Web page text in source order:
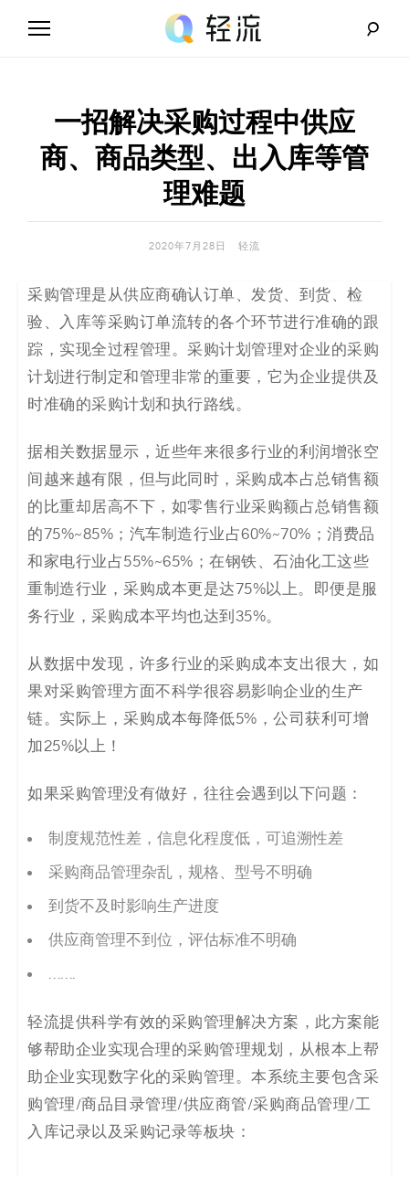
流
_
I
代
码
解
方
案
_
低
码
_
零
代
码
案
例
皮
书
一招解决采购过程中供应
商、商品类型、出入库等管
理难题
2020年7月28日 轻流
采购管理是从供应商确认订单、发货、到货、检
验、入库等采购订单流转的各个环节进行准确的跟
踪，实现全过程管理。采购计划管理对企业的采购
计划进行制定和管理非常的重要，它为企业提供及
时准确的采购计划和执行路线。
据相关数据显示，近些年来很多行业的利润增张空
间越来越有限，但与此同时，采购成本占总销售额
的比重却居高不下，如零售行业采购额占总销售额
的75%~85%；汽车制造行业占60%~70%；消费品
和家电行业占55%~65%；在钢铁、石油化工这些
重制造行业，采购成本更是达75%以上。即便是服
务行业，采购成本平均也达到35%。
从数据中发现，许多行业的采购成本支出很大，如
果对采购管理方面不科学很容易影响企业的生产
链。 实际上，采购成本每降低5%，公司获利可增
加25%以上！
如果采购管理没有做好 ， 往往会遇到以下问题：
制度规范性差，信息化程度低，可追溯性差
采购商品管理杂乱，规格、型号不明确
到货不及时影响生产进度
供应商管理不到位，评估标准不明确
…….
轻流提供科学有效的采购管理解决方案 ，此方案能
够帮助企业实现合理的采购管理规划，从根本上帮
助企业实现数字化的采购管理。本系统主要包含采
购管理/商品目录管理/供应商管/采购商品管理/工
入库记录以及采购记录等板块 ：